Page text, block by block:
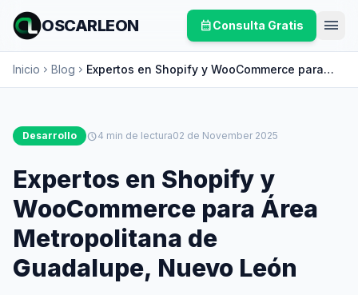
OSCARLEON calendar_monthConsulta Gratis menu
Inicio chevron_right Blog chevron_right Expertos en Shopify y WooCommerce para
Área Metropolitana de Guadalupe, Nuevo
Desarrollo schedule4 min de lectura02 de November 2025
Expertos en Shopify y
WooCommerce para Área
Metropolitana de
Guadalupe, Nuevo León